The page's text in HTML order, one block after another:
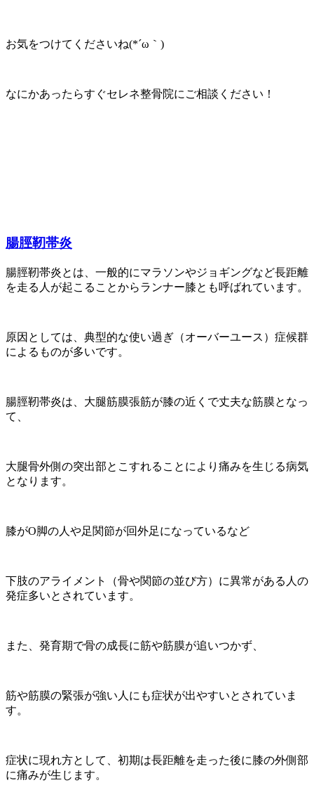
お気をつけてくださいね(*´ω｀)
なにかあったらすぐセレネ整骨院にご相談ください！
腸脛靭帯炎
腸脛靭帯炎とは、一般的にマラソンやジョギングなど長距離
を走る人が起こることからランナー膝とも呼ばれています。
原因としては、典型的な使い過ぎ（オーバーユース）症候群
によるものが多いです。
腸脛靭帯炎は、大腿筋膜張筋が膝の近くで丈夫な筋膜となっ
て、
大腿骨外側の突出部とこすれることにより痛みを生じる病気
となります。
膝がO脚の人や足関節が回外足になっているなど
下肢のアライメント（骨や関節の並び方）に異常がある人の
発症多いとされています。
また、発育期で骨の成長に筋や筋膜が追いつかず、
筋や筋膜の緊張が強い人にも症状が出やすいとされていま
す。
症状に現れ方として、初期は長距離を走った後に膝の外側部
に痛みが生じます。